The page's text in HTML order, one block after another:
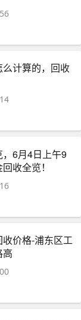
计算的，回收
6月4日上午9
收全览！
价格-浦东区工
高